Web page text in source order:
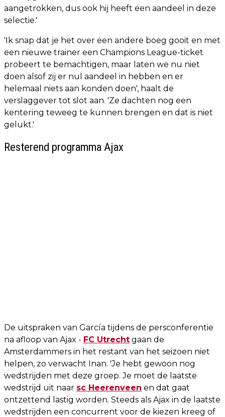
aangetrokken, dus ook hij heeft een aandeel in deze
selectie.'
'Ik snap dat je het over een andere boeg gooit en met
een nieuwe trainer een Champions League-ticket
probeert te bemachtigen, maar laten we nu niet
doen alsof zij er nul aandeel in hebben en er
helemaal niets aan konden doen', haalt de
verslaggever tot slot aan. 'Ze dachten nog een
kentering teweeg te kunnen brengen en dat is niet
gelukt.'
Resterend programma Ajax
De uitspraken van García tijdens de persconferentie
na afloop van Ajax - FC Utrecht gaan de
Amsterdammers in het restant van het seizoen niet
helpen, zo verwacht Inan. 'Je hebt gewoon nog
wedstrijden met deze groep. Je moet de laatste
wedstrijd uit naar sc Heerenveen en dat gaat
ontzettend lastig worden. Steeds als Ajax in de laatste
wedstrijden een concurrent voor de kiezen kreeg of